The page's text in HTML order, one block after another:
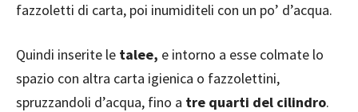
fazzoletti di carta, poi inumiditeli con un po’ d’acqua.
Quindi inserite le talee, e intorno a esse colmate lo
spazio con altra carta igienica o fazzolettini,
spruzzandoli d’acqua, fino a tre quarti del cilindro.